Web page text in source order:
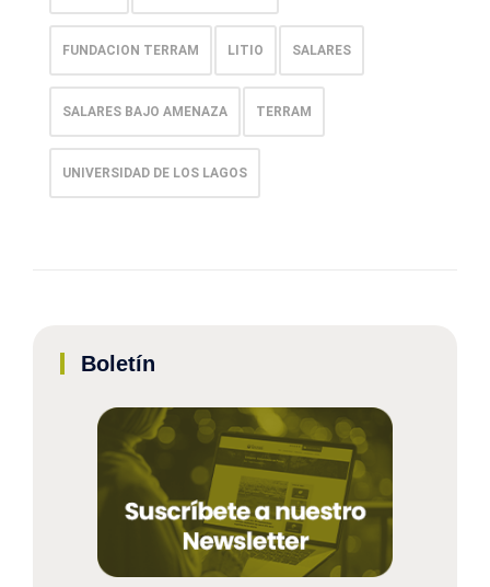
FUNDACION TERRAM LITIO SALARES
SALARES BAJO AMENAZA TERRAM
UNIVERSIDAD DE LOS LAGOS
Boletín